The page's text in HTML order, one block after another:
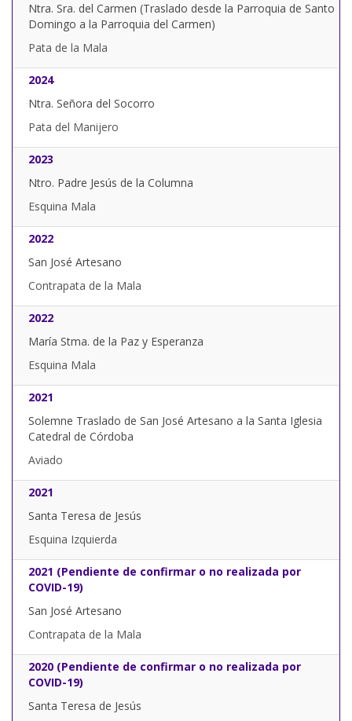
Ntra. Sra. del Carmen (Traslado desde la Parroquia de Santo
Domingo a la Parroquia del Carmen)
Pata de la Mala
2024
Ntra. Señora del Socorro
Pata del Manijero
2023
Ntro. Padre Jesús de la Columna
Esquina Mala
2022
San José Artesano
Contrapata de la Mala
2022
María Stma. de la Paz y Esperanza
Esquina Mala
2021
Solemne Traslado de San José Artesano a la Santa Iglesia
Catedral de Córdoba
Aviado
2021
Santa Teresa de Jesús
Esquina Izquierda
2021 (Pendiente de confirmar o no realizada por
COVID-19)
San José Artesano
Contrapata de la Mala
2020 (Pendiente de confirmar o no realizada por
COVID-19)
Santa Teresa de Jesús